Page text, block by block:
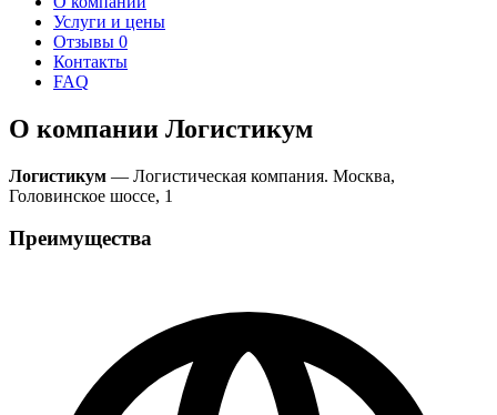
Услуги и цены
Отзывы 0
Контакты
FAQ
О компании Логистикум
Логистикум — Логистическая компания. Москва,
Головинское шоссе, 1
Преимущества